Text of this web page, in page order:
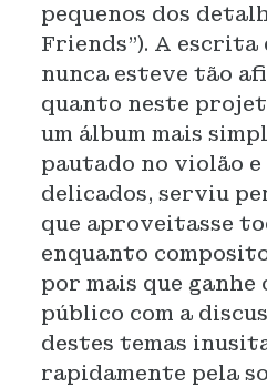
pequenos dos
Friends”). A escrita
nunca esteve tão
quanto neste
um álbum mais
pautado no violão
delicados, serviu
que aproveitasse
enquanto
por mais que ganhe
público com a
destes temas
rapidamente pela